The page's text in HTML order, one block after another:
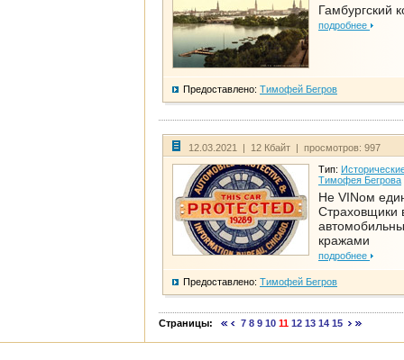
Гамбургский
подробнее
Предоставлено: Тимофей Бегров
12.03.2021 | 12 Кбайт | просмотров: 997
Тип:
Тимофея Бегрова
Не VINом
Страховщики
кражами
подробнее
Предоставлено: Тимофей Бегров
Страницы: 7 8 9 10 11 12 13 14 15